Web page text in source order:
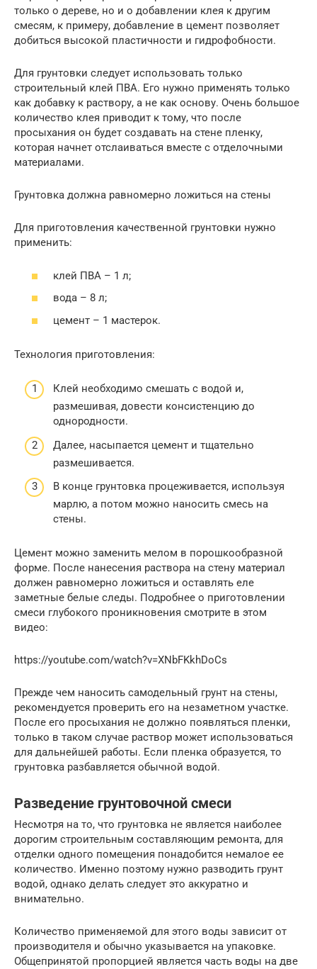
только о дереве, но и о добавлении клея к другим
смесям, к примеру, добавление в цемент позволяет
добиться высокой пластичности и гидрофобности.
Для грунтовки следует использовать только
строительный клей ПВА. Его нужно применять только
как добавку к раствору, а не как основу. Очень большое
количество клея приводит к тому, что после
просыхания он будет создавать на стене пленку,
которая начнет отслаиваться вместе с отделочными
материалами.
Грунтовка должна равномерно ложиться на стены
Для приготовления качественной грунтовки нужно
применить:
клей ПВА – 1 л;
вода – 8 л;
цемент – 1 мастерок.
Технология приготовления:
Клей необходимо смешать с водой и,
размешивая, довести консистенцию до
однородности.
Далее, насыпается цемент и тщательно
размешивается.
В конце грунтовка процеживается, используя
марлю, а потом можно наносить смесь на
стены.
Цемент можно заменить мелом в порошкообразной
форме. После нанесения раствора на стену материал
должен равномерно ложиться и оставлять еле
заметные белые следы. Подробнее о приготовлении
смеси глубокого проникновения смотрите в этом
видео:
https://youtube.com/watch?v=XNbFKkhDoCs
Прежде чем наносить самодельный грунт на стены,
рекомендуется проверить его на незаметном участке.
После его просыхания не должно появляться пленки,
только в таком случае раствор может использоваться
для дальнейшей работы. Если пленка образуется, то
грунтовка разбавляется обычной водой.
Разведение грунтовочной смеси
Несмотря на то, что грунтовка не является наиболее
дорогим строительным составляющим ремонта, для
отделки одного помещения понадобится немалое ее
количество. Именно поэтому нужно разводить грунт
водой, однако делать следует это аккуратно и
внимательно.
Количество применяемой для этого воды зависит от
производителя и обычно указывается на упаковке.
Общепринятой пропорцией является часть воды на две